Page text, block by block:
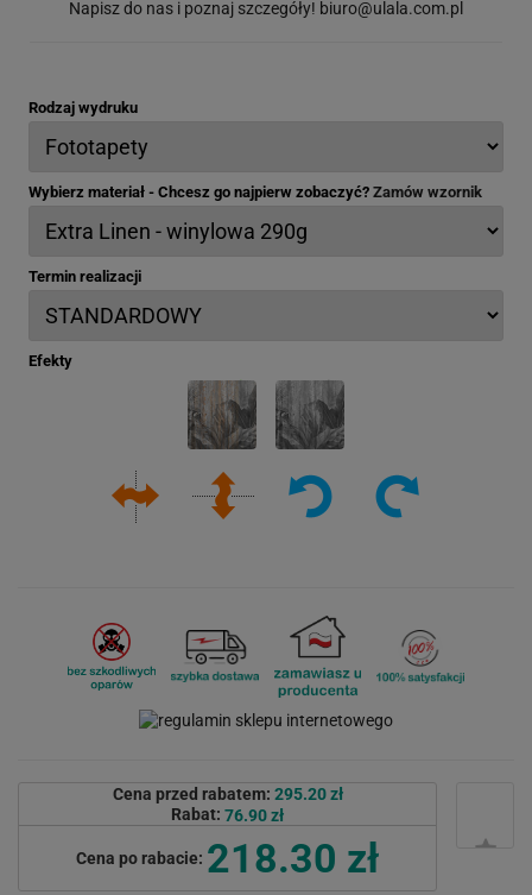
Napisz do nas i poznaj szczegóły! biuro@ulala.com.pl
Rodzaj wydruku
Wybierz materiał - Chcesz go najpierw zobaczyć? Zamów wzornik
Termin realizacji
Efekty
Cena przed rabatem: 295.20 zł
Rabat: 76.90 zł
Cena po rabacie: 218.30 zł